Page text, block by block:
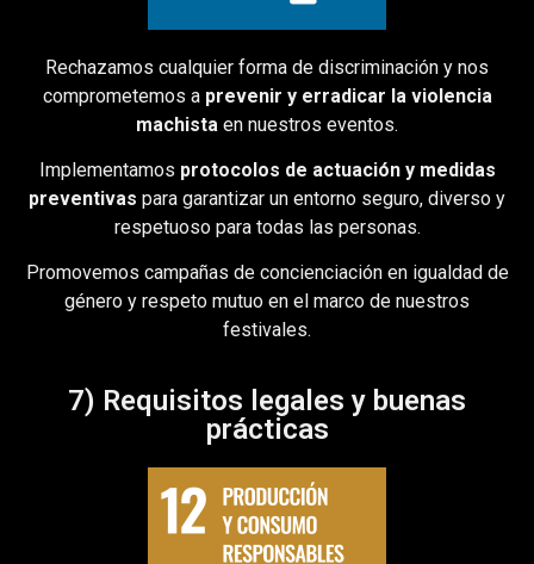
Rechazamos cualquier forma de discriminación y nos
comprometemos a prevenir y erradicar la violencia
machista en nuestros eventos.
Implementamos protocolos de actuación y medidas
preventivas para garantizar un entorno seguro, diverso y
respetuoso para todas las personas.
Promovemos campañas de concienciación en igualdad de
género y respeto mutuo en el marco de nuestros
festivales.
7) Requisitos legales y buenas
prácticas